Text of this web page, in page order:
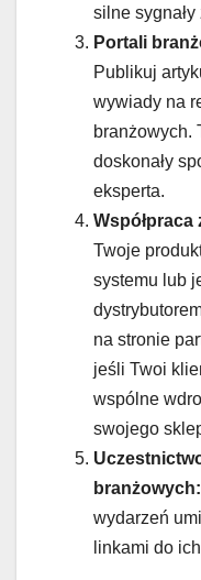
silne sygnały
Portali
Publikuj
wywiady na
branżowych.
doskonały
eksperta.
Twoje
systemu lub
na stronie
jeśli Twoi
wspólne
swojego
branżowych:
wydarzeń
linkami do